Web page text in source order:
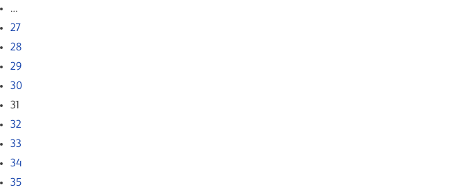
…
27
28
29
30
31
32
33
34
35